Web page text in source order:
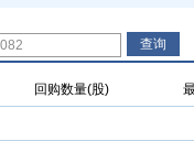
回购数量(股)